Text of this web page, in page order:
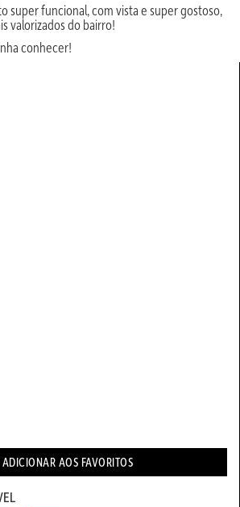
super funcional, com vista e super gostoso,
valorizados do bairro!
conhecer!
ADICIONAR AOS FAVORITOS